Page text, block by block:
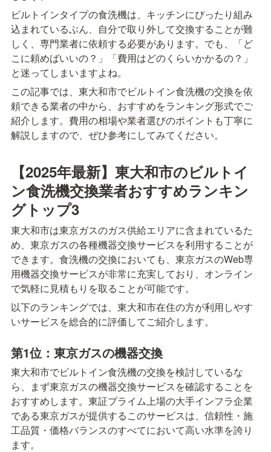
ビルトインタイプの食洗機は、キッチンにぴったり組み
込まれているぶん、自分で取り外して交換することが難
しく、専門業者に依頼する必要があります。でも、「ど
こに頼めばいいの？」「費用はどのくらいかかるの？」
と迷ってしまいますよね。
この記事では、東大和市でビルトイン食洗機の交換を依
頼できる業者の中から、おすすめをランキング形式でご
紹介します。費用の相場や業者選びのポイントも丁寧に
解説しますので、ぜひ参考にしてみてください。
【2025年最新】東大和市のビルトイ
ン食洗機交換業者おすすめランキン
グトップ3
東大和市は東京ガスのガス供給エリアに含まれているた
め、東京ガスの各種機器交換サービスを利用することが
できます。食洗機の交換においても、東京ガスのWeb専
用機器交換サービスが非常に充実しており、オンライン
で気軽に見積もりを取ることが可能です。
以下のランキングでは、東大和市在住の方が利用しやす
いサービスを総合的に評価してご紹介します。
第1位：東京ガスの機器交換
東大和市でビルトイン食洗機の交換を検討しているな
ら、まず東京ガスの機器交換サービスを確認することを
おすすめします。東証プライム上場の大手インフラ企業
である東京ガスが提供するこのサービスは、信頼性・施
工品質・価格バランスのすべてにおいて高い水準を誇り
ます。